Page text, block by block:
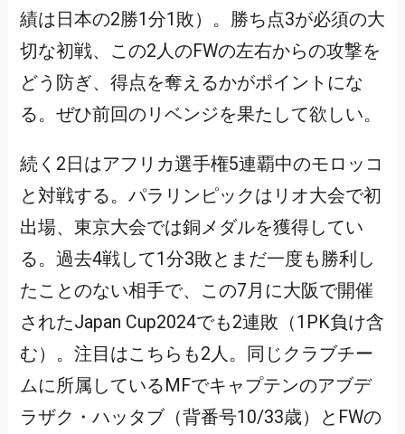
績は日本の2勝1分1敗）。勝ち点3が必須の大
切な初戦、この2人のFWの左右からの攻撃を
どう防ぎ、得点を奪えるかがポイントにな
る。ぜひ前回のリベンジを果たして欲しい。
続く2日はアフリカ選手権5連覇中のモロッコ
と対戦する。パラリンピックはリオ大会で初
出場、東京大会では銅メダルを獲得してい
る。過去4戦して1分3敗とまだ一度も勝利し
たことのない相手で、この7月に大阪で開催
されたJapan Cup2024でも2連敗（1PK負け含
む）。注目はこちらも2人。同じクラブチー
ムに所属しているMFでキャプテンのアブデ
ラザク・ハッタブ（背番号10/33歳）とFWの